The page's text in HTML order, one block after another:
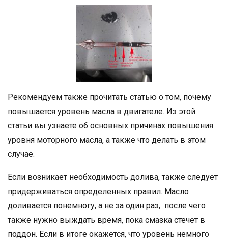
Рекомендуем также прочитать статью о том, почему
повышается уровень масла в двигателе. Из этой
статьи вы узнаете об основных причинах повышения
уровня моторного масла, а также что делать в этом
случае.
Если возникает необходимость долива, также следует
придерживаться определенных правил. Масло
доливается понемногу, а не за один раз, после чего
также нужно выждать время, пока смазка стечет в
поддон. Если в итоге окажется, что уровень немного